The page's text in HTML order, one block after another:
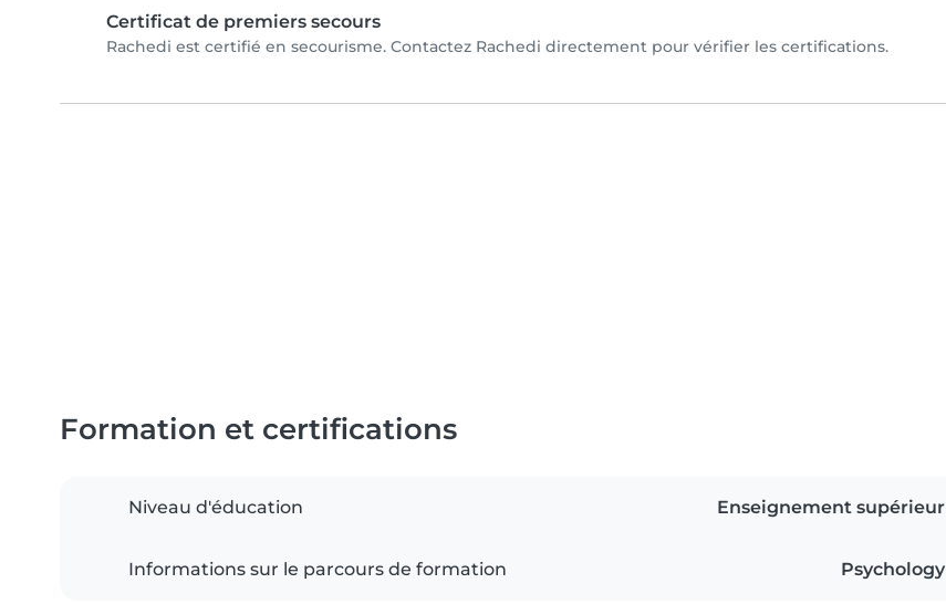
Certificat de premiers secours
Rachedi est certifié en secourisme. Contactez Rachedi directement pour vérifier les certifications.
Formation et certifications
Niveau d'éducation Enseignement supérieur
Informations sur le parcours de formation Psychology